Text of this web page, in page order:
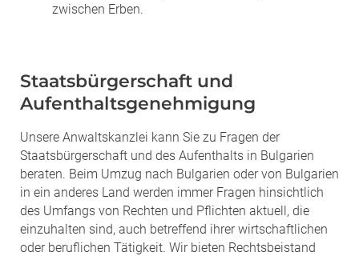
zwischen Erben.
Staatsbürgerschaft und
Aufenthaltsgenehmigung
Unsere Anwaltskanzlei kann Sie zu Fragen der
Staatsbürgerschaft und des Aufenthalts in Bulgarien
beraten. Beim Umzug nach Bulgarien oder von Bulgarien
in ein anderes Land werden immer Fragen hinsichtlich
des Umfangs von Rechten und Pflichten aktuell, die
einzuhalten sind, auch betreffend ihrer wirtschaftlichen
oder beruflichen Tätigkeit. Wir bieten Rechtsbeistand